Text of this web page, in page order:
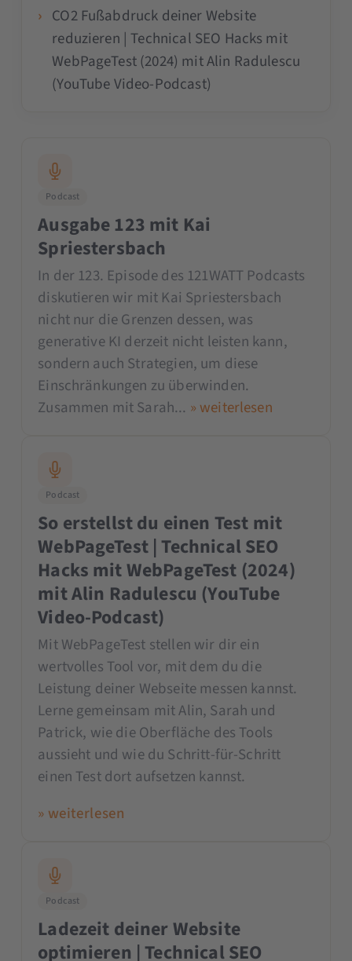
CO2 Fußabdruck deiner Website
reduzieren | Technical SEO Hacks mit
WebPageTest (2024) mit Alin Radulescu
(YouTube Video-Podcast)
Podcast
Ausgabe 123 mit Kai
Spriestersbach
In der 123. Episode des 121WATT Podcasts
diskutieren wir mit Kai Spriestersbach
nicht nur die Grenzen dessen, was
generative KI derzeit nicht leisten kann,
sondern auch Strategien, um diese
Einschränkungen zu überwinden.
Zusammen mit Sarah... » weiterlesen
Podcast
So erstellst du einen Test mit
WebPageTest | Technical SEO
Hacks mit WebPageTest (2024)
mit Alin Radulescu (YouTube
Video-Podcast)
Mit WebPageTest stellen wir dir ein
wertvolles Tool vor, mit dem du die
Leistung deiner Webseite messen kannst.
Lerne gemeinsam mit Alin, Sarah und
Patrick, wie die Oberfläche des Tools
aussieht und wie du Schritt-für-Schritt
einen Test dort aufsetzen kannst.
» weiterlesen
Podcast
Ladezeit deiner Website
optimieren | Technical SEO